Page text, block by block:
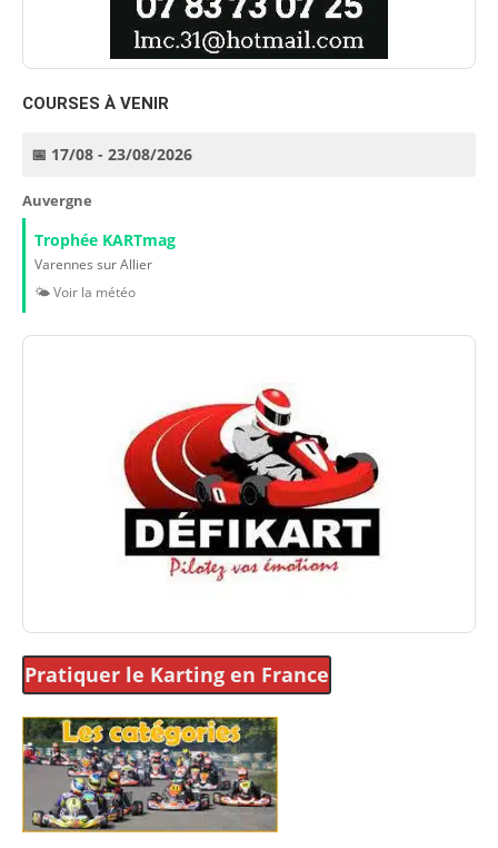
COURSES À VENIR
📅 17/08 - 23/08/2026
Auvergne
Trophée KARTmag
Varennes sur Allier
🌤️ Voir la météo
Pratiquer le Karting en France